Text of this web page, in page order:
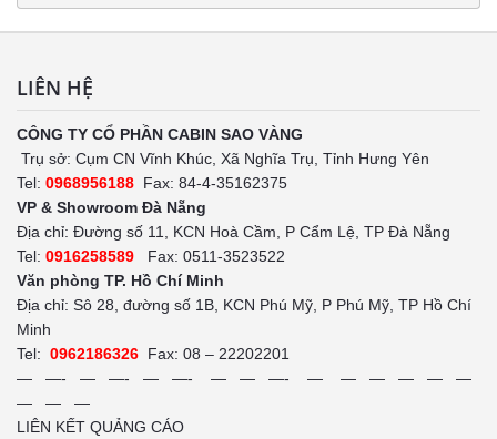
LIÊN HỆ
CÔNG TY CỔ PHẦN CABIN SAO VÀNG
Trụ sở: Cụm CN Vĩnh Khúc, Xã Nghĩa Trụ, Tỉnh Hưng Yên
Tel: 0968956188 Fax: 84-4-35162375
VP & Showroom Đà Nẵng
Địa chỉ: Đường số 11, KCN Hoà Cầm, P Cẩm Lệ, TP Đà Nẵng
Tel: 0916258589 Fax: 0511-3523522
Văn phòng TP. Hồ Chí Minh
Địa chỉ: Sô 28, đường số 1B, KCN Phú Mỹ, P Phú Mỹ, TP Hồ Chí
Minh
Tel: 0962186326 Fax: 08 – 22202201
— —- — —- — —- — — —- — — — — — —
— — —
LIÊN KẾT QUẢNG CÁO